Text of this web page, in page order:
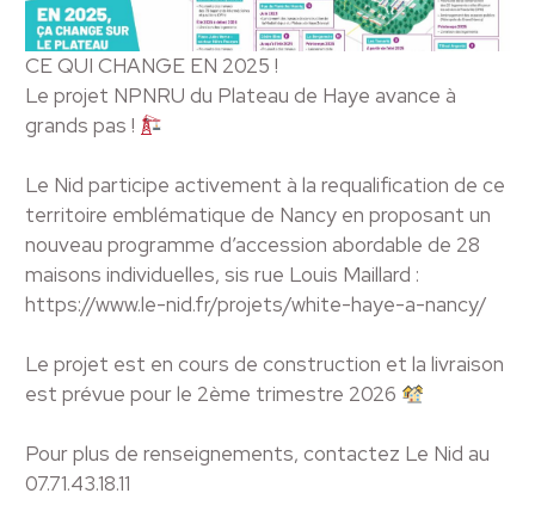
CE QUI CHANGE EN 2025 !
Le projet NPNRU du Plateau de Haye avance à
grands pas !
Le Nid participe activement à la requalification de ce
territoire emblématique de Nancy en proposant un
nouveau programme d’accession abordable de 28
maisons individuelles, sis rue Louis Maillard :
https://www.le-nid.fr/projets/white-haye-a-nancy/
Le projet est en cours de construction et la livraison
est prévue pour le 2ème trimestre 2026
Pour plus de renseignements, contactez Le Nid au
07.71.43.18.11